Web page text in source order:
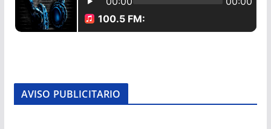
AVISO PUBLICITARIO